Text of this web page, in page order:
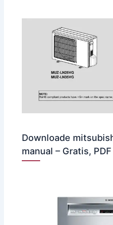
Downloade
manual – Gratis, PDF